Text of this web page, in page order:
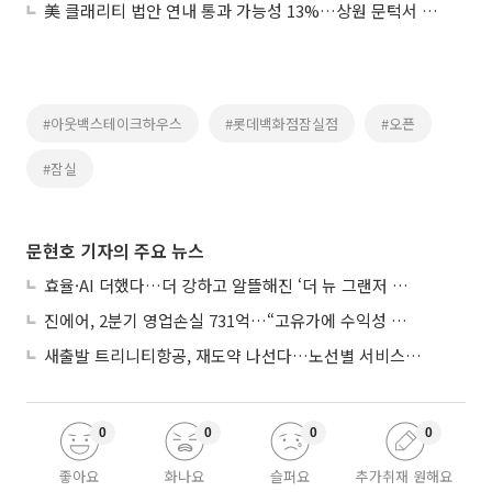
美 클래리티 법안 연내 통과 가능성 13%…상원 문턱서 제동
#아웃백스테이크하우스 #롯데백화점잠실점 #오픈
#잠실
문현호 기자의 주요 뉴스
효율·AI 더했다…더 강하고 알뜰해진 ‘더 뉴 그랜저 하이브리드’
진에어, 2분기 영업손실 731억…“고유가에 수익성 악화”
새출발 트리니티항공, 재도약 나선다…노선별 서비스 차별화
좋아요
0
화나요
0
슬퍼요
0
추가취재 원해요
0